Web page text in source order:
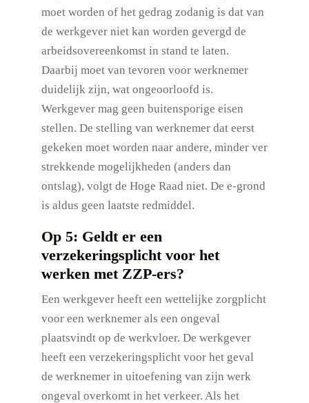
moet worden of het gedrag zodanig is dat van
de werkgever niet kan worden gevergd de
arbeidsovereenkomst in stand te laten.
Daarbij moet van tevoren voor werknemer
duidelijk zijn, wat ongeoorloofd is.
Werkgever mag geen buitensporige eisen
stellen. De stelling van werknemer dat eerst
gekeken moet worden naar andere, minder ver
strekkende mogelijkheden (anders dan
ontslag), volgt de Hoge Raad niet. De e-grond
is aldus geen laatste redmiddel.
Op 5: Geldt er een
verzekeringsplicht voor het
werken met ZZP-ers?
Een werkgever heeft een wettelijke zorgplicht
voor een werknemer als een ongeval
plaatsvindt op de werkvloer. De werkgever
heeft een verzekeringsplicht voor het geval
de werknemer in uitoefening van zijn werk
ongeval overkomt in het verkeer. Als het